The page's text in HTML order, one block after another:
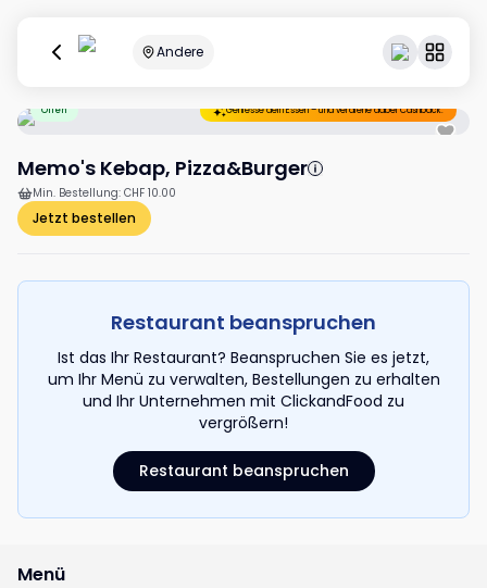
Andere
Offen Geniesse dein Essen – und verdiene dabei Cashback.
Memo's Kebap, Pizza&Burger
Min. Bestellung: CHF 10.00
Jetzt bestellen
Restaurant beanspruchen
Ist das Ihr Restaurant? Beanspruchen Sie es jetzt,
um Ihr Menü zu verwalten, Bestellungen zu erhalten
und Ihr Unternehmen mit ClickandFood zu
vergrößern!
Restaurant beanspruchen
Menü